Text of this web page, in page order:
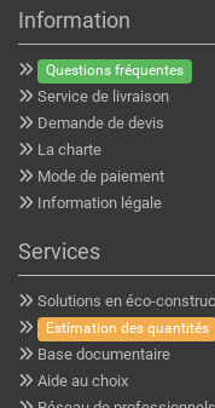
Information
Questions fréquentes
Service de livraison
Demande de devis
La charte
Mode de paiement
Information légale
Services
Solutions en éco-
Estimation des quantités
Base documentaire
Aide au choix